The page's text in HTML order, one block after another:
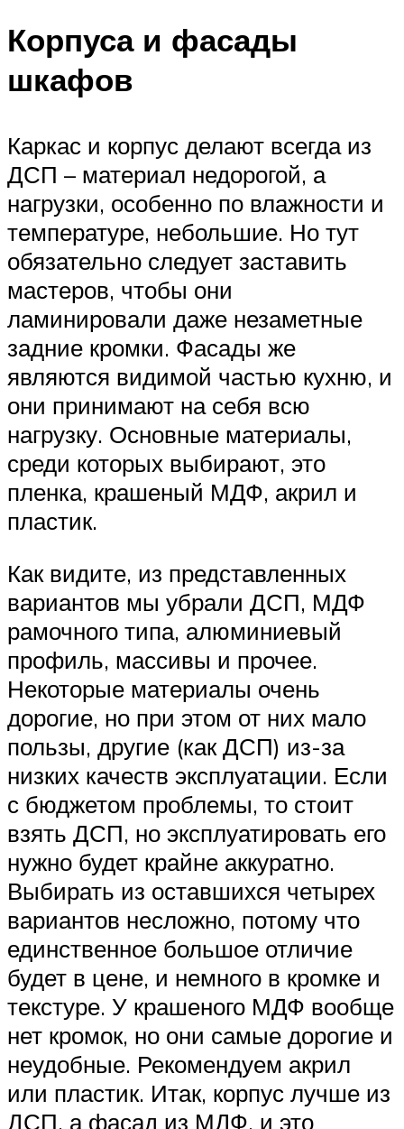
Корпуса и фасады
шкафов
Каркас и корпус делают всегда из
ДСП – материал недорогой, а
нагрузки, особенно по влажности и
температуре, небольшие. Но тут
обязательно следует заставить
мастеров, чтобы они
ламинировали даже незаметные
задние кромки. Фасады же
являются видимой частью кухню, и
они принимают на себя всю
нагрузку. Основные материалы,
среди которых выбирают, это
пленка, крашеный МДФ, акрил и
пластик.
Как видите, из представленных
вариантов мы убрали ДСП, МДФ
рамочного типа, алюминиевый
профиль, массивы и прочее.
Некоторые материалы очень
дорогие, но при этом от них мало
пользы, другие (как ДСП) из-за
низких качеств эксплуатации. Если
с бюджетом проблемы, то стоит
взять ДСП, но эксплуатировать его
нужно будет крайне аккуратно.
Выбирать из оставшихся четырех
вариантов несложно, потому что
единственное большое отличие
будет в цене, и немного в кромке и
текстуре. У крашеного МДФ вообще
нет кромок, но они самые дорогие и
неудобные. Рекомендуем акрил
или пластик. Итак, корпус лучше из
ДСП, а фасад из МДФ, и это